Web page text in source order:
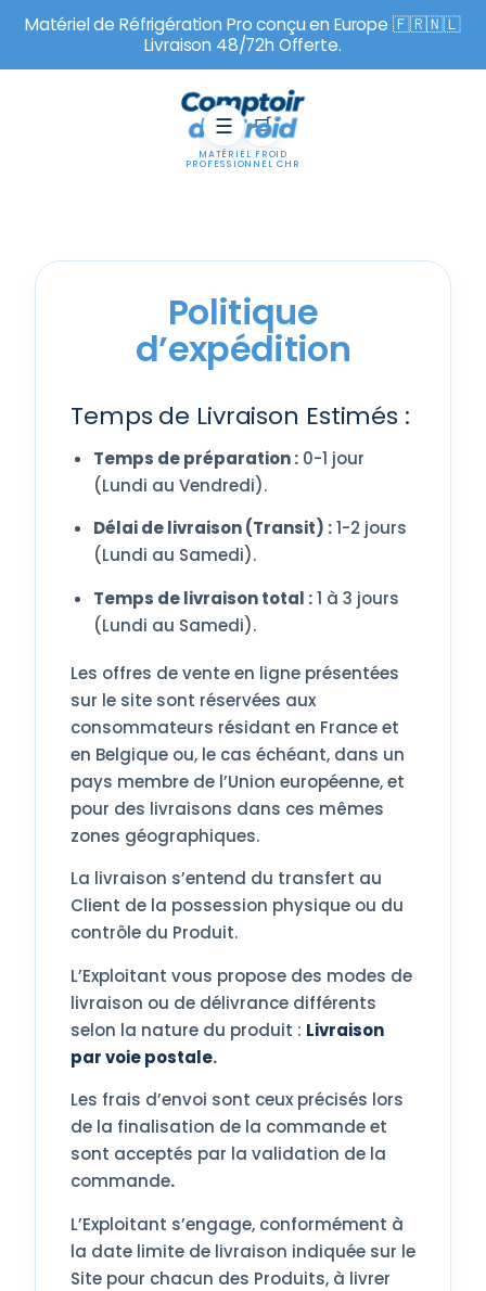
Matériel de Réfrigération Pro conçu en Europe 🇫🇷🇳🇱
Livraison 48/72h Offerte.
MATÉRIEL FROID
PROFESSIONNEL CHR
🛒
☰
Votre panier est vide.
Ajoutez un équipement depuis une fiche produit ou
une collection pour préparer votre commande.
TVA déductible avant paiement
Paiement par carte, SEPA, Paypal, etc.
Garantie 2 ans pièces
Commander
Politique
d’expédition
Temps de Livraison Estimés :
Temps de préparation :0-1 jour
(Lundi au Vendredi).
Délai de livraison (Transit) :1-2 jours
(Lundi au Samedi).
Temps de livraison total :1 à 3 jours
(Lundi au Samedi).
Les offres de vente en ligne présentées
sur le site sont réservées aux
consommateurs résidant en France et
en Belgique ou, le cas échéant, dans un
pays membre de l’Union européenne, et
pour des livraisons dans ces mêmes
zones géographiques.
La livraison s’entend du transfert au
Client de la possession physique ou du
contrôle du Produit.
L’Exploitant vous propose des modes de
livraison ou de délivrance différents
selon la nature du produit : Livraison
par voie postale.
Les frais d’envoi sont ceux précisés lors
de la finalisation de la commande et
sont acceptés par la validation de la
commande.
L’Exploitant s’engage, conformément à
la date limite de livraison indiquée sur le
Site pour chacun des Produits, à livrer